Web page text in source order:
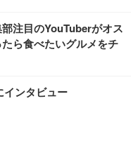
注目のYouTuberがオス
ら食べたいグルメをチ
インタビュー